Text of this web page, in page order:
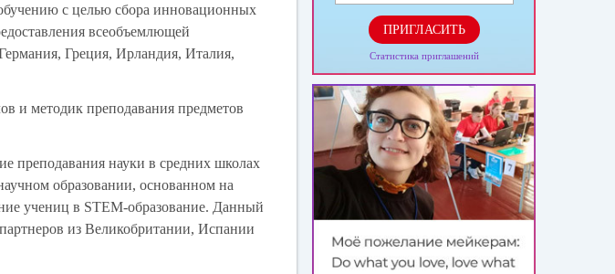
с целью сбора инновационных
всеобъемлющей
Греция, Ирландия, Италия,
и методик преподавания предметов
преподавания науки в средних школах
образовании, основанном на
учениц в STEM-образование. Данный
из Великобритании, Испании
ПРИГЛАСИТЬ
Статистика приглашений